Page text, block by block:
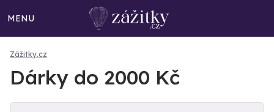
MENU
Zážitky.cz
Dárky do 2000 Kč